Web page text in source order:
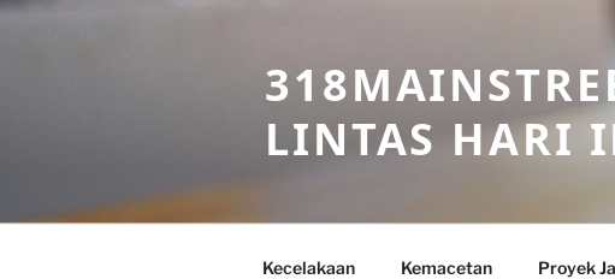
Skip
LINTAS HARI
Kecelakaan Kemacetan Proyek